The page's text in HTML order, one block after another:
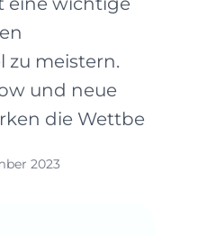
zu meistern.
und neue
die Wettbe
2023